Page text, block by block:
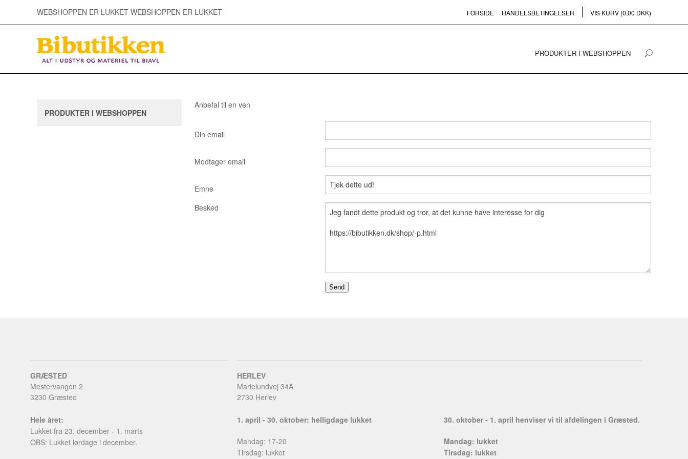
WEBSHOPPEN ER LUKKET WEBSHOPPEN ER LUKKET FORSIDE HANDELSBETINGELSER VIS KURV (0,00 DKK)
PRODUKTER I WEBSHOPPEN
PRODUKTER I WEBSHOPPEN
Anbefal til en ven
Din email
Modtager email
Emne
Besked
GRÆSTED
Mestervangen 2
3230 Græsted
HERLEV
Marielundvej 34A
2730 Herlev
Hele året:
Lukket fra 23. december - 1. marts
OBS: Lukket lørdage i december.
1. april - 30. oktober: helligdage lukket
Mandag: 17-20
Tirsdag: lukket
30. oktober - 1. april henviser vi til afdelingen i Græsted.
Mandag: lukket
Tirsdag: lukket